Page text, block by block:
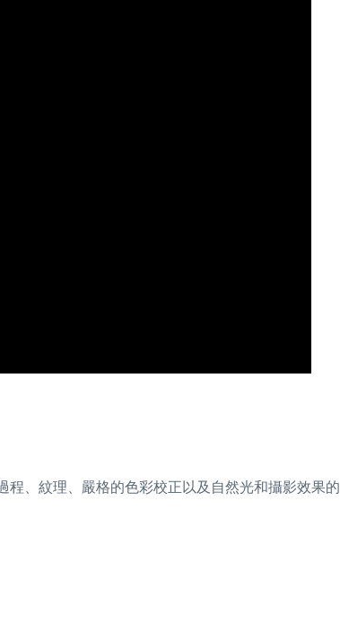
、紋理、嚴格的色彩校正以及自然光和攝影效果的